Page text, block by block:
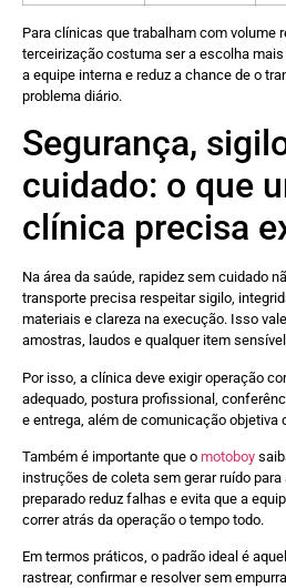
Para clínicas que trabalham com volume
terceirização costuma ser a escolha
a equipe interna e reduz a chance de o
problema diário.
Segurança,
cuidado: o que
clínica precisa
Na área da saúde, rapidez sem cuidado
transporte precisa respeitar sigilo,
materiais e clareza na execução. Isso
amostras, laudos e qualquer item
Por isso, a clínica deve exigir operação
adequado, postura profissional,
e entrega, além de comunicação objetiva
Também é importante que o motoboy
instruções de coleta sem gerar ruído
preparado reduz falhas e evita que a
correr atrás da operação o tempo todo.
Em termos práticos, o padrão ideal é
rastrear, confirmar e resolver sem